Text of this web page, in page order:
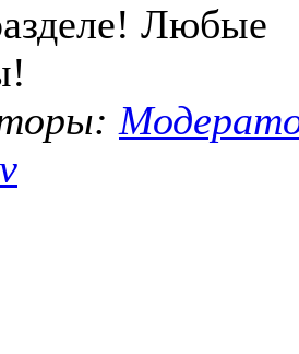
Любые